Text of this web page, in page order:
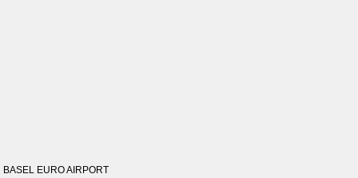
BASEL EURO AIRPORT